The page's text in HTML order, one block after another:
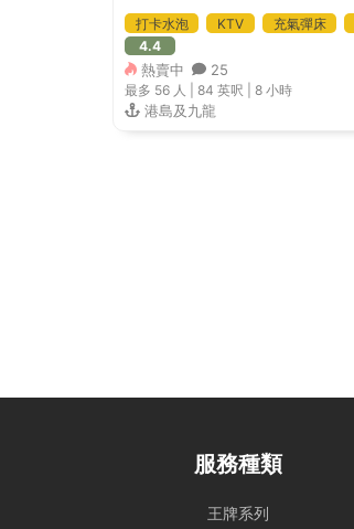
打卡水泡 KTV 充氣彈床
4.4
熱賣中 25
最多 56人 | 84 英呎 8 小時
港島及九龍
服務種類
王牌系列